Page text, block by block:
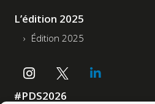
L’édition 2025
Édition 2025
#PDS2026